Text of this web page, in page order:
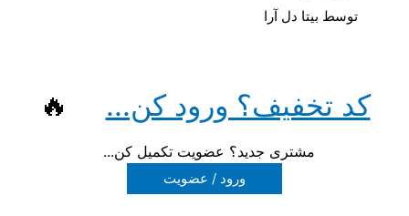
توسط بیتا دل آرا
کد تخفیف؟ ورود کن...🔥
مشتری جدید؟ عضویت تکمیل کن...
ورود / عضویت